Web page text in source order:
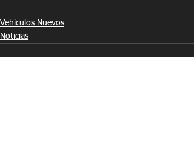
Vehículos Nuevos
Noticias